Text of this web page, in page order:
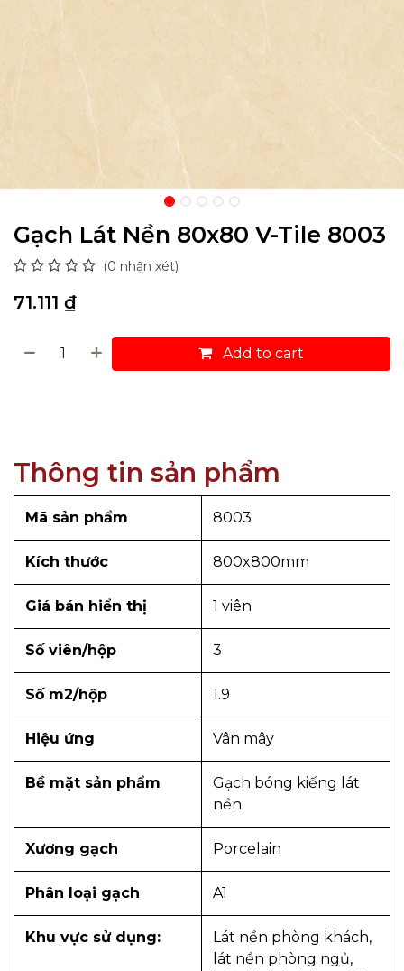
Gạch Lát Nền 80x80 V-Tile 8003
(0 nhận xét)
71.111 ₫
Add to cart
Thông tin sản phẩm
Mã sản phẩm 8003
Kích thước 800x800mm
Giá bán hiển thị 1 viên
Số viên/hộp 3
Số m2/hộp 1.9
Hiệu ứng Vân mây
Bề mặt sản phẩm
Gạch bóng kiếng lát
nền
Xương gạch Porcelain
Phân loại gạch A1
Khu vực sử dụng:
Lát nền phòng khách,
lát nền phòng ngủ,